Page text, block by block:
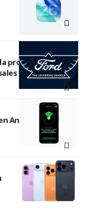
próxima
de Ford
Andorra e